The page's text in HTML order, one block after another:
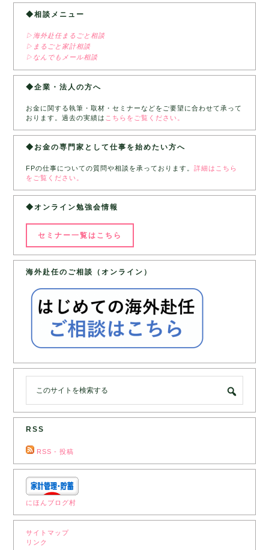
◆相談メニュー
▷海外赴任まるごと相談
▷まるごと家計相談
▷なんでもメール相談
◆企業・法人の方へ
お金に関する執筆・取材・セミナーなどをご要望に合わせて承って
おります。過去の実績は こちらをご覧ください。
◆お金の専門家として仕事を始めたい方へ
FPの仕事についての質問や相談を承っております。詳細はこちら
をご覧ください。
◆オンライン勉強会情報
セミナー一覧はこちら
海外赴任のご相談（オンライン）
RSS
RSS - 投稿
にほんブログ村
サイトマップ
リンク